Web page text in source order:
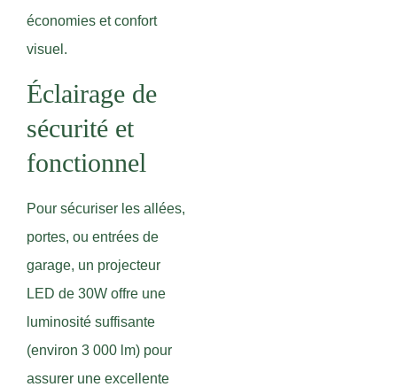
économies et confort
visuel.
Éclairage de
sécurité et
fonctionnel
Pour sécuriser les allées,
portes, ou entrées de
garage, un projecteur
LED de 30W offre une
luminosité suffisante
(environ 3 000 lm) pour
assurer une excellente